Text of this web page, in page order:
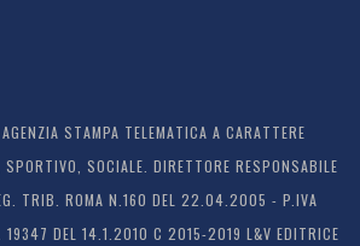
STAMPA TELEMATICA A CARATTERE
SOCIALE. DIRETTORE RESPONSABILE
TRIB. ROMA N.160 DEL 22.04.2005 - P.IVA
DEL 14.1.2010 C 2015-2019 L&V EDITRICE